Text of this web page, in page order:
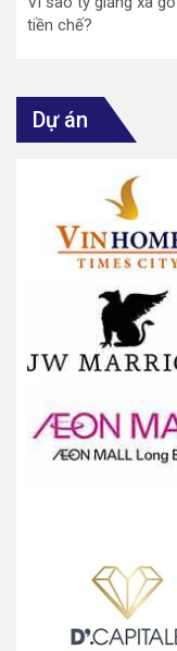
tiền chế?
Dự án